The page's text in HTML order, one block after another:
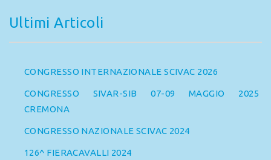
Ultimi Articoli
CONGRESSO INTERNAZIONALE SCIVAC 2026
CONGRESSO SIVAR-SIB 07-09 MAGGIO 2025
CREMONA
CONGRESSO NAZIONALE SCIVAC 2024
126^ FIERACAVALLI 2024